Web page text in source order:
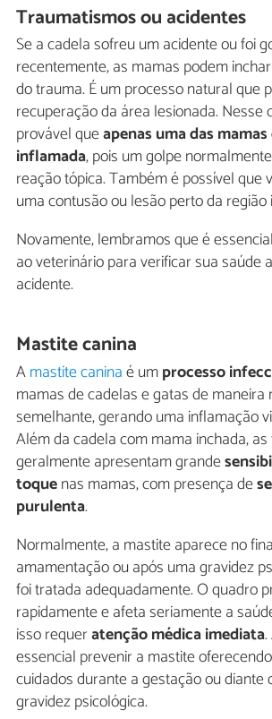
Traumatismos ou acidentes
Se a cadela sofreu um acidente ou foi
recentemente, as mamas podem
do trauma. É um processo natural que
recuperação da área lesionada. Nesse
provável queapenas uma das
inflamada, pois um golpe
reação tópica. Também é possível que
uma contusão ou lesão perto da região
Novamente, lembramos que é
ao veterinário para verificar sua saúde
acidente.
Mastite canina
Amastite caninaé umprocesso
mamas de cadelas e gatas de maneira
semelhante, gerando uma inflamação
Além da cadela com mama inchada,
geralmente apresentam grande
toquenas mamas, com presença de
purulenta.
Normalmente, a mastite aparece no
amamentação ou após uma gravidez
foi tratada adequadamente. O quadro
rapidamente e afeta seriamente a
isso requeratenção médica imediata.
essencial prevenir a mastite
cuidados durante a gestação ou diante
gravidez psicológica.